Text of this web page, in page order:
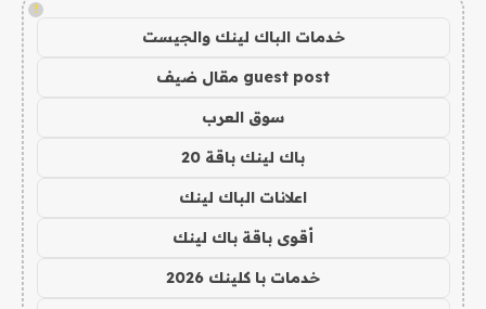
!
خدمات الباك لينك والجيست
guest post مقال ضيف
سوق العرب
باك لينك باقة 20
اعلانات الباك لينك
أقوى باقة باك لينك
خدمات با كلينك 2026